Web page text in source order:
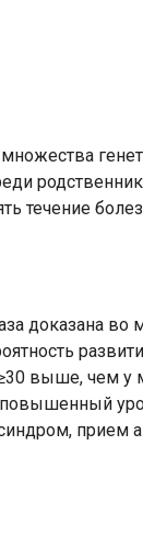
течение
доказана во
выше, чем у
прием